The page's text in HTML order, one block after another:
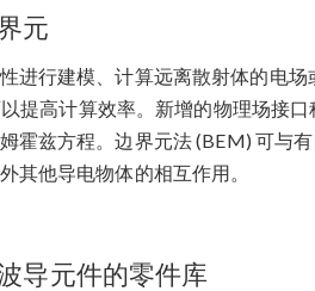
元
进行建模、计算远离散射体的电
提高计算效率。新增的物理场接口
霍兹方程。边界元法 (BEM) 可与
其他导电物体的相互作用。
导元件的零件库